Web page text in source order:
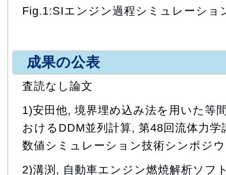
Fig.1:SIエンジン過程シミュレーショ
成果の公表
査読なし論文
1)安田他, 境界埋め込み法を用いた等
おけるDDM並列計算, 第48回流体力
数値シミュレーション技術シンポジ
2)溝渕, 自動車エンジン燃焼解析ソフ